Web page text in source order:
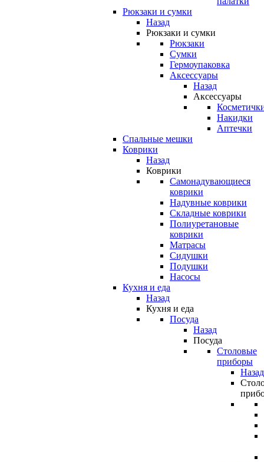
Рюкзаки и сумки
Назад
Рюкзаки и сумки
Рюкзаки
Сумки
Гермоупаковка
Аксессуары
Назад
Аксессуары
Накидки
Аптечки
Спальные мешки
Коврики
Назад
Коврики
Самонадувающиеся
коврики
Надувные коврики
Складные коврики
Полиуретановые
коврики
Матрасы
Сидушки
Подушки
Насосы
Кухня и еда
Назад
Кухня и еда
Посуда
Назад
Посуда
Столовые
приборы
Назад